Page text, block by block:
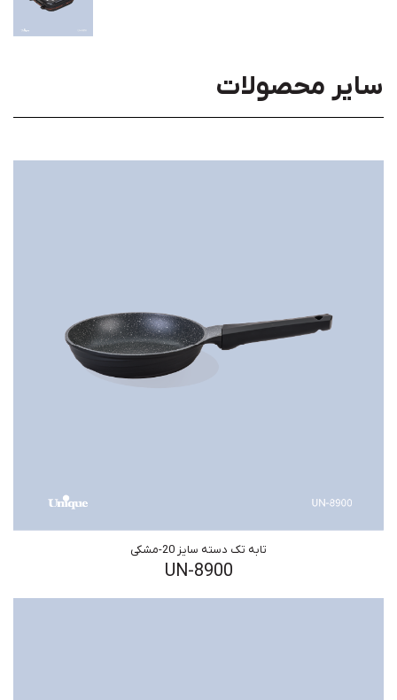
سایر محصولات
تابه تک دسته سایز 20-مشکی
UN-8900